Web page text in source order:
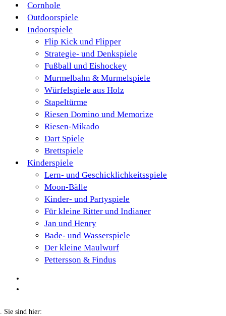
Cornhole
Outdoorspiele
Indoorspiele
Flip Kick und Flipper
Strategie- und Denkspiele
Fußball und Eishockey
Murmelbahn & Murmelspiele
Würfelspiele aus Holz
Stapeltürme
Riesen Domino und Memorize
Riesen-Mikado
Dart Spiele
Brettspiele
Kinderspiele
Lern- und Geschicklichkeitsspiele
Moon-Bälle
Kinder- und Partyspiele
Für kleine Ritter und Indianer
Jan und Henry
Bade- und Wasserspiele
Der kleine Maulwurf
Pettersson & Findus
Sie sind hier: